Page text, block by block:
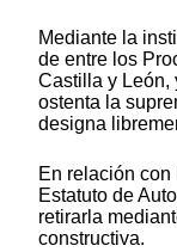
Mediante la
de entre los
Castilla y León,
ostenta la
designa
En relación con
Estatuto de
retirarla
constructiva.